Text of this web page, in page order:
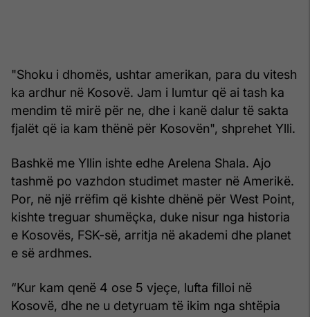
"Shoku i dhomës, ushtar amerikan, para du vitesh
ka ardhur në Kosovë. Jam i lumtur që ai tash ka
mendim të mirë për ne, dhe i kanë dalur të sakta
fjalët që ia kam thënë për Kosovën", shprehet Ylli.
Bashkë me Yllin ishte edhe Arelena Shala. Ajo
tashmë po vazhdon studimet master në Amerikë.
Por, në një rrëfim që kishte dhënë për West Point,
kishte treguar shumëçka, duke nisur nga historia
e Kosovës, FSK-së, arritja në akademi dhe planet
e së ardhmes.
“Kur kam qenë 4 ose 5 vjeçe, lufta filloi në
Kosovë, dhe ne u detyruam të ikim nga shtëpia